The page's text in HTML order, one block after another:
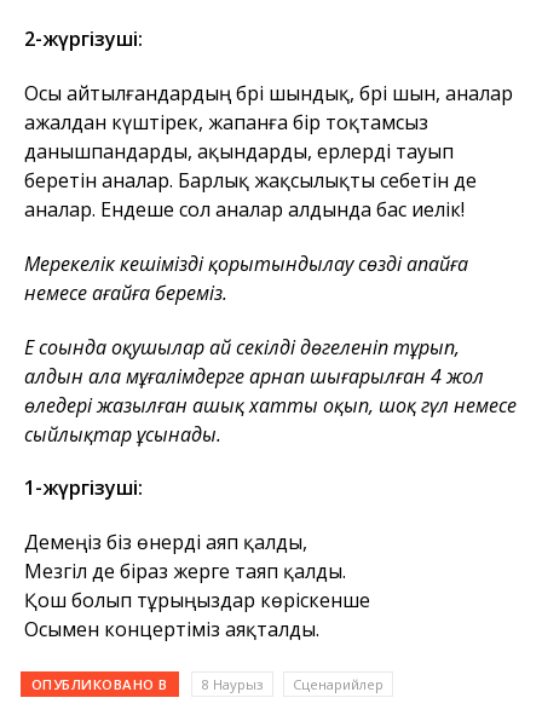
2-жүргізуші:
Осы айтылғандардың бәрі шындық, бәрі шын, аналар
ажалдан күштірек, жапанға бір тоқтамсыз
данышпандарды, ақындарды, ерлерді тауып
беретін аналар. Барлық жақсылықты себетін де
аналар. Ендеше сол аналар алдында бас иелік!
Мерекелік кешімізді қорытындылау сөзді апайға
немесе ағайға береміз.
Ең соңында оқушылар ай секілді дөңгеленіп тұрып,
алдын ала мұғалімдерге арнап шығарылған 4 жол
өлеңдері жазылған ашық хатты оқып, шоқ гүл немесе
сыйлықтар ұсынады.
1-жүргізуші:
Демеңіз біз өнерді аяп қалды,
Мезгіл де біраз жерге таяп қалды.
Қош болып тұрыңыздар көріскенше
Осымен концертіміз аяқталды.
ОПУБЛИКОВАНО В 8 Наурыз Сценарийлер